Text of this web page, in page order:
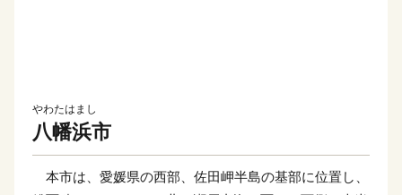
やわたはまし
八幡浜市
本市は、愛媛県の西部、佐田岬半島の基部に位置し、